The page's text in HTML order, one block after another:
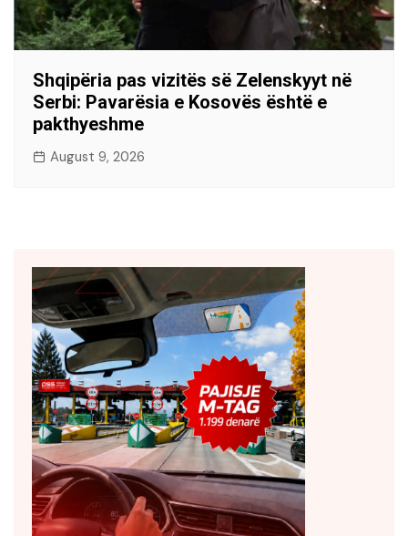
Shqipëria pas vizitës së Zelenskyyt në
Serbi: Pavarësia e Kosovës është e
pakthyeshme
August 9, 2026